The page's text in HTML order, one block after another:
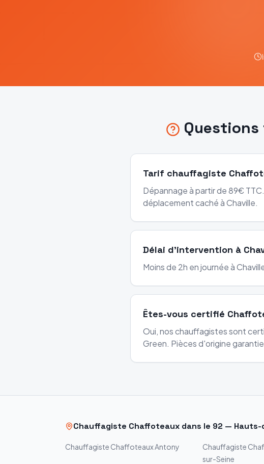
Tarif chauffagiste
Dépannage à partir de 89€
déplacement caché à Chaville.
Délai d'intervention à
Moins de 2h en journée à
Êtes-vous certifié
Oui, nos chauffagistes sont
Green. Pièces d'origine
Chauffagiste Chaffoteaux dans le 92 — Hauts-
Chauffagiste ChaffoteauxAntony Chauffagiste
sur-Seine